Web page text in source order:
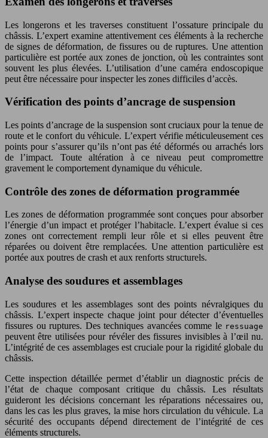
Les longerons et les traverses constituent l’ossature principale du
châssis. L’expert examine attentivement ces éléments à la recherche
de signes de déformation, de fissures ou de ruptures. Une attention
particulière est portée aux zones de jonction, où les contraintes sont
souvent les plus élevées. L’utilisation d’une caméra endoscopique
peut être nécessaire pour inspecter les zones difficiles d’accès.
Vérification des points d’ancrage de suspension
Les points d’ancrage de la suspension sont cruciaux pour la tenue de
route et le confort du véhicule. L’expert vérifie méticuleusement ces
points pour s’assurer qu’ils n’ont pas été déformés ou arrachés lors
de l’impact. Toute altération à ce niveau peut compromettre
gravement le comportement dynamique du véhicule.
Contrôle des zones de déformation programmée
Les zones de déformation programmée sont conçues pour absorber
l’énergie d’un impact et protéger l’habitacle. L’expert évalue si ces
zones ont correctement rempli leur rôle et si elles peuvent être
réparées ou doivent être remplacées. Une attention particulière est
portée aux poutres de crash et aux renforts structurels.
Analyse des soudures et assemblages
Les soudures et les assemblages sont des points névralgiques du
châssis. L’expert inspecte chaque joint pour détecter d’éventuelles
fissures ou ruptures. Des techniques avancées comme le ressuage
peuvent être utilisées pour révéler des fissures invisibles à l’œil nu.
L’intégrité de ces assemblages est cruciale pour la rigidité globale du
châssis.
Cette inspection détaillée permet d’établir un diagnostic précis de
l’état de chaque composant critique du châssis. Les résultats
guideront les décisions concernant les réparations nécessaires ou,
dans les cas les plus graves, la mise hors circulation du véhicule. La
sécurité des occupants dépend directement de l’intégrité de ces
éléments structurels.